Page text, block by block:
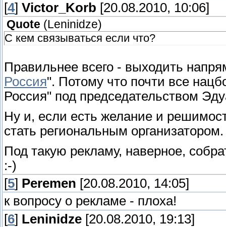
[4] Victor_Korb [20.08.2010, 10:06]
Quote ( Leninidze)
С кем связываться если что?
Правильнее всего - выходить
Россия". Потому что почти все
Россия" под председательством
Ну и, если есть желание и
стать региональным организатором.
Под такую рекламу, наверное,
:-)
[5] Peremen [20.08.2010, 14:05]
к вопросу о рекламе - плоха!
[6] Leninidze [20.08.2010, 19:13]